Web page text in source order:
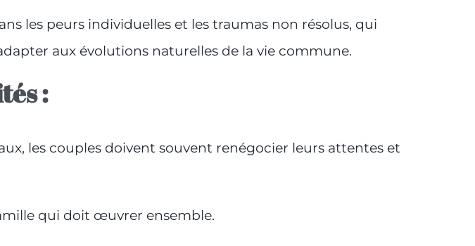
les peurs individuelles et les traumas non résolus, qui
aux évolutions naturelles de la vie commune.
:
les couples doivent souvent renégocier leurs attentes et
qui doit œuvrer ensemble.